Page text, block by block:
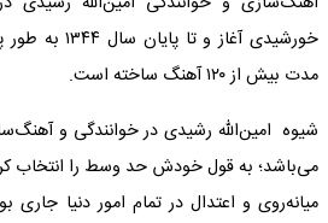
خورشیدی آغاز و
مدت بیش از ۱۲۰ آهنگ ساخته است.
شیوه امین‌الله رشیدی در خوانندگی و
می‌باشد؛ به قول خودش حد وسط را انتخاب
میانه‌روی و اعتدال در تمام امور دنیا